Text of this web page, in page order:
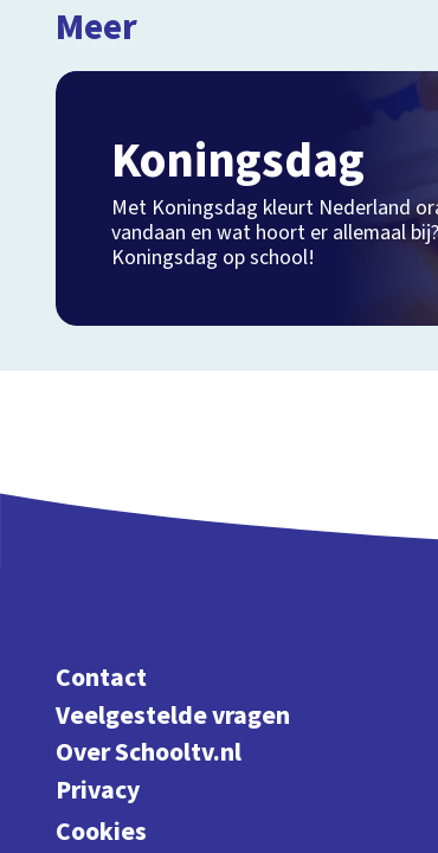
Meer
Koningsdag
Met Koningsdag kleurt Nederland
vandaan en wat hoort er allemaal
Koningsdag op school!
Contact
Veelgestelde vragen
Over Schooltv.nl
Privacy
Cookies